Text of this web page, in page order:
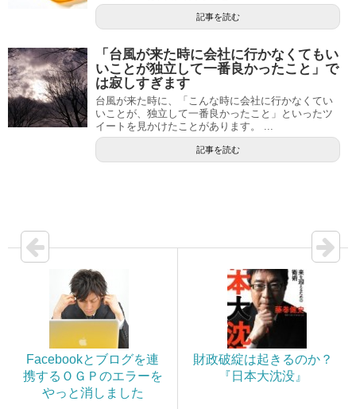
記事を読む
「台風が来た時に会社に行かなくてもい
いことが独立して一番良かったこと」で
は寂しすぎます
台風が来た時に、「こんな時に会社に行かなくてい
いことが、独立して一番良かったこと」といったツ
イートを見かけたことがあります。 ...
記事を読む
Facebookとブログを連
携するＯＧＰのエラーを
やっと消しました
財政破綻は起きるのか？
『日本大沈没』